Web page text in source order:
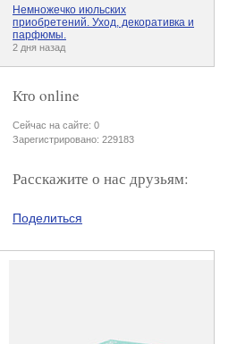
Немножечко июльских
приобретений. Уход, декоративка и
парфюмы.
2 дня назад
Кто online
Сейчас на сайте: 0
Зарегистрировано: 229183
Расскажите о нас друзьям:
Поделиться